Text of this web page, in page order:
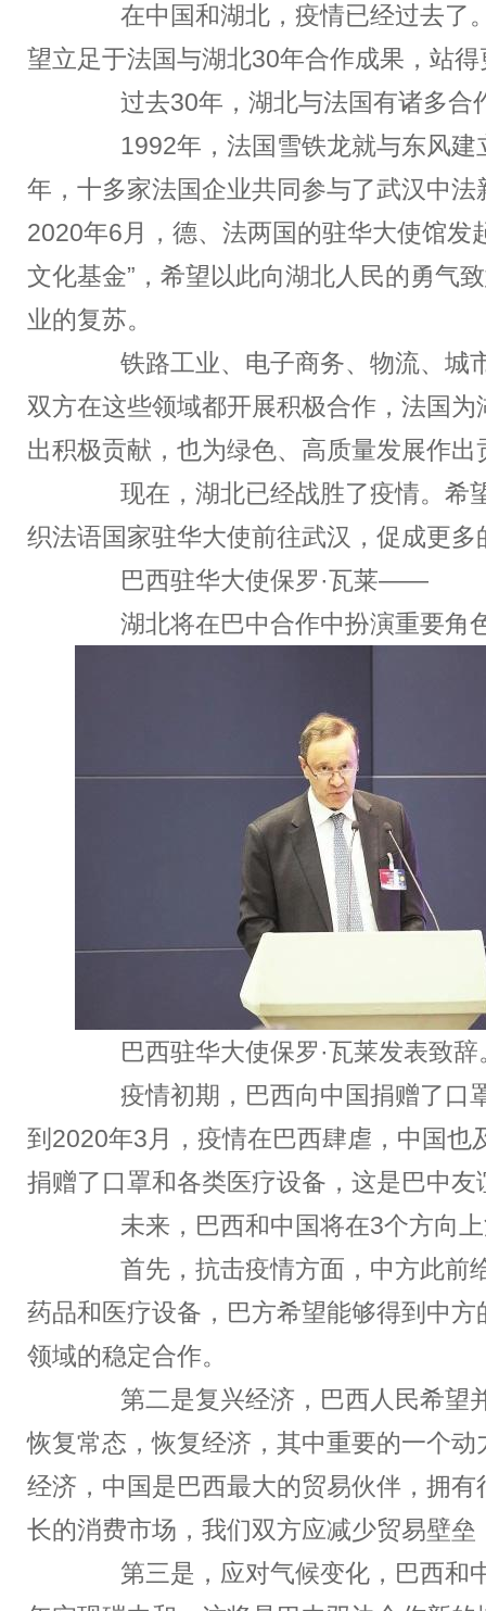
在中国和湖北，疫情已经过去了
望立足于法国与湖北30年合作成果，站
过去30年，湖北与法国有诸多合
1992年，法国雪铁龙就与东风建
年，十多家法国企业共同参与了武汉中法
2020年6月，德、法两国的驻华大使馆发
文化基金”，希望以此向湖北人民的勇气
业的复苏。
铁路工业、电子商务、物流、城
双方在这些领域都开展积极合作，法国为
出积极贡献，也为绿色、高质量发展作出
现在，湖北已经战胜了疫情。希
织法语国家驻华大使前往武汉，促成更多
巴西驻华大使保罗·瓦莱——
湖北将在巴中合作中扮演重要角
巴西驻华大使保罗·瓦莱发表致辞
疫情初期，巴西向中国捐赠了口
到2020年3月，疫情在巴西肆虐，中国也
捐赠了口罩和各类医疗设备，这是巴中友
未来，巴西和中国将在3个方向上
首先，抗击疫情方面，中方此前
药品和医疗设备，巴方希望能够得到中方
领域的稳定合作。
第二是复兴经济，巴西人民希望
恢复常态，恢复经济，其中重要的一个动
经济，中国是巴西最大的贸易伙伴，拥有
长的消费市场，我们双方应减少贸易壁垒
第三是，应对气候变化，巴西和